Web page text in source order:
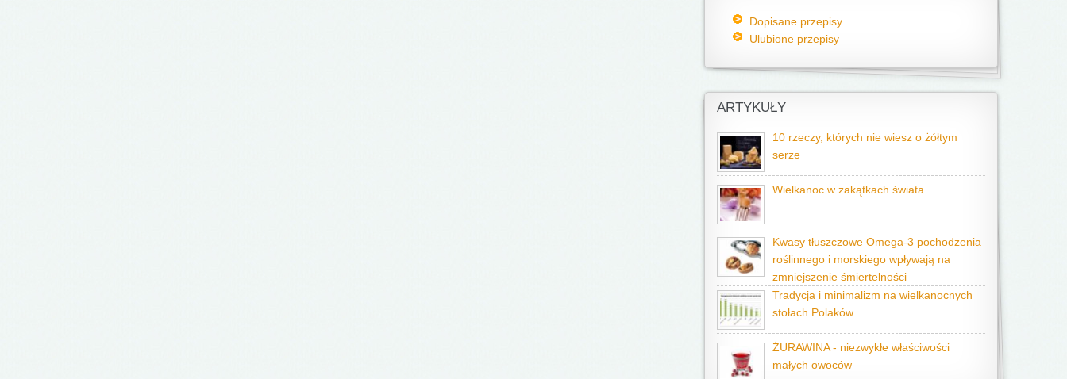
Dopisane przepisy
Ulubione przepisy
ARTYKUŁY
10 rzeczy, których nie wiesz o żółtym
serze
Wielkanoc w zakątkach świata
Kwasy tłuszczowe Omega-3 pochodzenia
roślinnego i morskiego wpływają na
zmniejszenie śmiertelności
Tradycja i minimalizm na wielkanocnych
stołach Polaków
ŻURAWINA - niezwykłe właściwości
małych owoców